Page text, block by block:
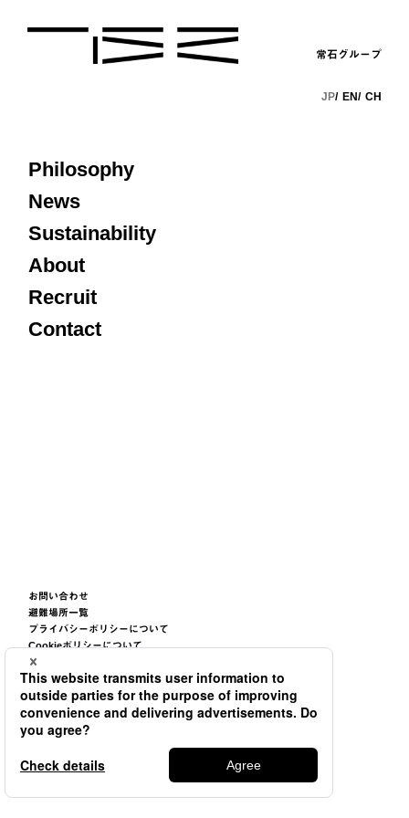
常石グループ
JP EN CH
Philosophy
News
Sustainability
About
Recruit
Contact
お問い合わせ
避難場所一覧
プライバシーポリシーについて
Cookieポリシーについて
サイトご利用条件について
サイトマップ
TSUNEISHI GROUP CORPORATION.